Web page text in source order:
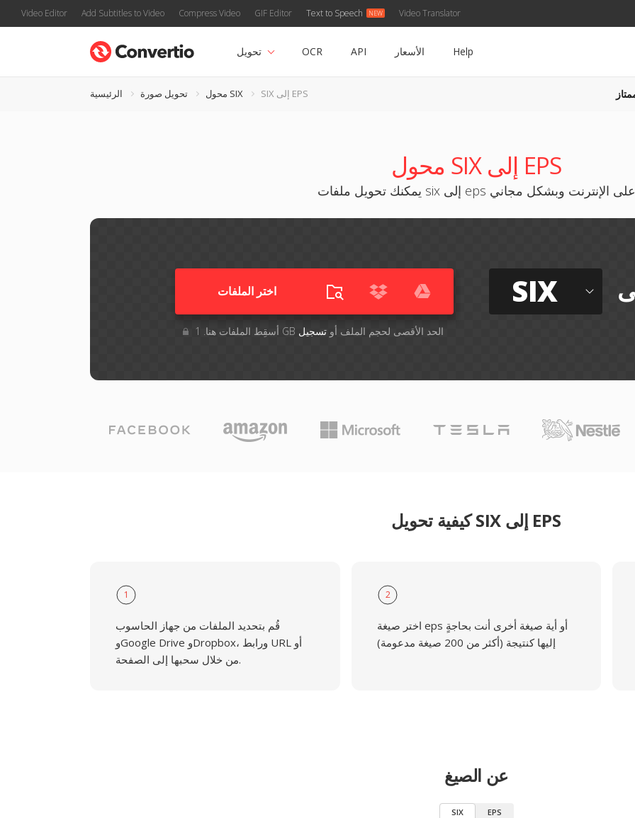
Video Editor Add Subtitles to Video Compress Video GIF Editor Text to Speech Video Translator
تحويل OCR API الأسعار Help
الرئيسية تحويل صورة محول SIX SIX إلى EPS
محول SIX إلى EPS
يمكنك تحويل ملفات six إلى eps على الإنترنت وبشكل مجاني
اختر الملفات
أسقِط الملفات هنا. 1 GB الحد الأقصى لحجم الملف أوتسجيل
SIX
كيفية تحويل SIX إلى EPS
1
قُم بتحديد الملفات من جهاز الحاسوب
وGoogle Drive وDropbox، ورابط URL أو
من خلال سحبها إلى الصفحة.
2
اختر صيغة eps أو أية صيغة أخرى أنت بحاجةٍ
إليها كنتيجة (أكثر من 200 صيغة مدعومة)
عن الصيغ
SIX EPS